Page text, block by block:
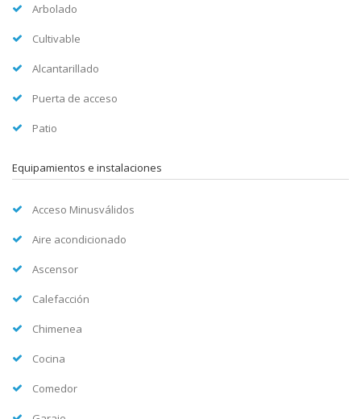
Arbolado
Cultivable
Alcantarillado
Puerta de acceso
Patio
Equipamientos e instalaciones
Acceso Minusválidos
Aire acondicionado
Ascensor
Calefacción
Chimenea
Cocina
Comedor